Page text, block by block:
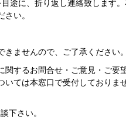
途に、折り返し連絡致します
い。
きませんので、ご了承ください
関するお問合せ・ご意見・ご要
いては本窓口で受付しておりま
下さい。